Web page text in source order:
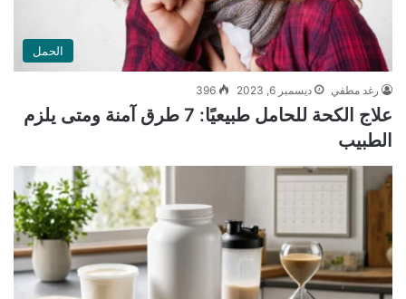
الحمل
رغد مطفي ديسمبر 6, 2023 396
علاج الكحة للحامل طبيعيًا: 7 طرق آمنة ومتى يلزم
الطبيب